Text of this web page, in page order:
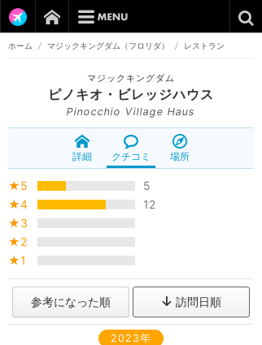
ホーム / マジックキングダム（フロリダ） / レストラン
マジックキングダム
ピノキオ・ビレッジハウス
Pinocchio Village Haus
詳細 クチコミ 場所
★5
5
★4
12
★3
★2
★1
参考になった順 訪問日順
2023年